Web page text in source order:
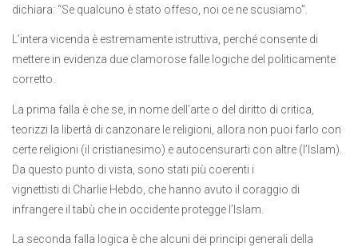
dichiara: “Se qualcuno è stato offeso, noi ce ne scusiamo”.
L’intera vicenda è estremamente istruttiva, perché consente di
mettere in evidenza due clamorose falle logiche del politicamente
corretto.
La prima falla è che se, in nome dell’arte o del diritto di critica,
teorizzi la libertà di canzonare le religioni, allora non puoi farlo con
certe religioni (il cristianesimo) e autocensurarti con altre (l’Islam).
Da questo punto di vista, sono stati più coerenti i
vignettisti di Charlie Hebdo, che hanno avuto il coraggio di
infrangere il tabù che in occidente protegge l’Islam.
La seconda falla logica è che alcuni dei principi generali della